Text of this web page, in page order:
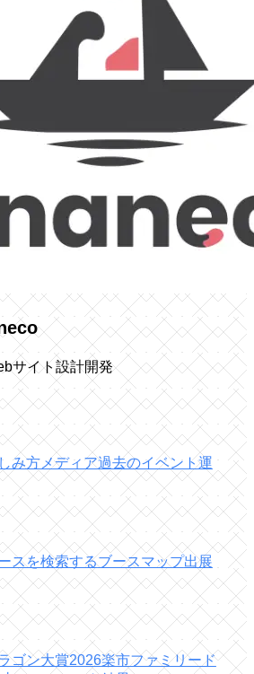
サイト設計開発
み方メディア過去のイベント運
スを検索するブースマップ出展
ゴン大賞2026楽市ファミリード